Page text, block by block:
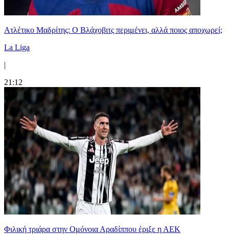
Ατλέτικο Μαδρίτης: Ο Βλάχοβιτς περιμένει, αλλά ποιος αποχωρεί;
La Liga
|
21:12
Φιλική τριάρα στην Ομόνοια Αραδίππου έριξε η ΑΕΚ